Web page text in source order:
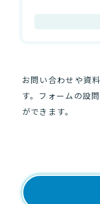
お問い合わせや資
す。フォームの設
ができます。